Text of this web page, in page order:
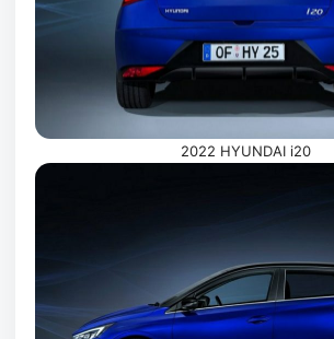
2022 HYUNDAI i20